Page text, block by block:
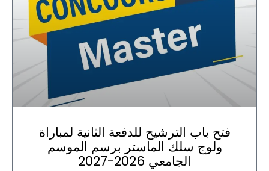
فتح باب الترشيح للدفعة الثانية لمباراة
ولوج سلك الماستر برسم الموسم
الجامعي 2026-2027